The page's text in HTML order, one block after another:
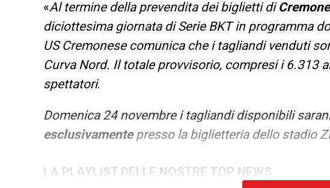
«Al termine della prevendita dei biglietti di
diciottesima giornata di Serie BKT in programma
US Cremonese comunica che i tagliandi venduti
Curva Nord. Il totale provvisorio, compresi i 6.313
spettatori.
Domenica 24 novembre i tagliandi disponibili
esclusivamentepresso la biglietteria dello stadio
LA PLAYLIST DELLE NOSTRE TOP NEWS